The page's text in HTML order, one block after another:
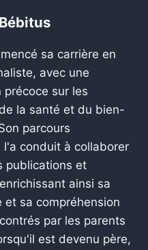
sa carrière en
avec une
précoce sur les
la santé et du bien-
parcours
l'a conduit à collaborer
publications et
ainsi sa
et sa compréhension
par les parents
est devenu père,